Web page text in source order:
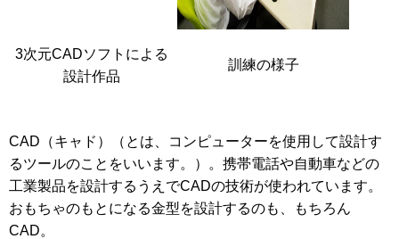
3次元CADソフトによる
設計作品
訓練の様子
CAD（キャド）（とは、コンピューターを使用して設計す
るツールのことをいいます。）。携帯電話や自動車などの
工業製品を設計するうえでCADの技術が使われています。
おもちゃのもとになる金型を設計するのも、もちろん
CAD。